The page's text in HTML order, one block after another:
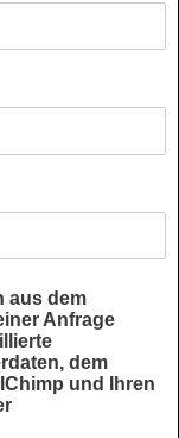
aus dem
Anfrage
dem
und Ihren